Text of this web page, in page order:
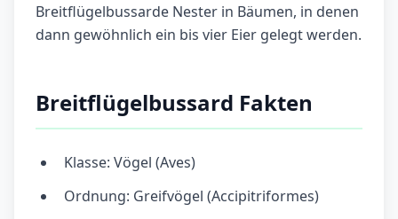
Breitflügelbussarde Nester in Bäumen, in denen
dann gewöhnlich ein bis vier Eier gelegt werden.
Breitflügelbussard Fakten
Klasse: Vögel (Aves)
Ordnung: Greifvögel (Accipitriformes)